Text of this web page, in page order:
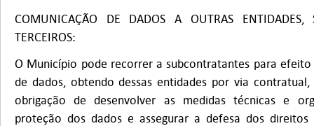
COMUNICAÇÃO DE DADOS A OUTRAS ENTIDADES,
TERCEIROS:
O Município pode recorrer a subcontratantes para
de dados, obtendo dessas entidades por via
obrigação de desenvolver as medidas técnicas e
proteção dos dados e assegurar a defesa dos